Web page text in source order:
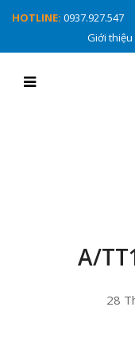
HOTLINE: 0937.927.547
Giới thiệu
A/
28